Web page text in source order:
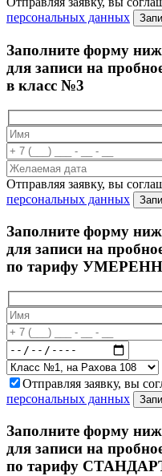
персональных данных
Заполните форму
для записи на
в класс №3
Отправляя заявку, вы
персональных данных
Заполните форму
для записи на
по тарифу
Отправляя заявку, вы
персональных данных
Заполните форму
для записи на
по тарифу